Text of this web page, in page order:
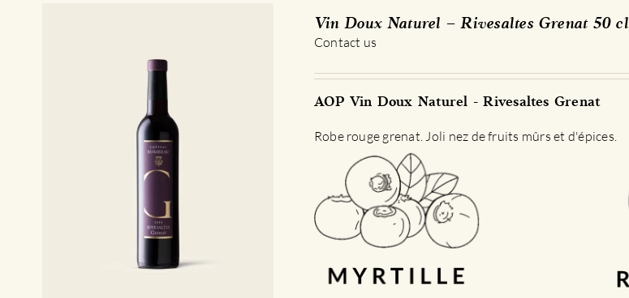
Vin Doux Naturel – Rivesaltes Grenat 50 cl
Contact us
AOP Vin Doux Naturel - Rivesaltes Grenat
Robe rouge grenat. Joli nez de fruits mûrs et d'épices.